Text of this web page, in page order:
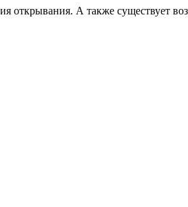
открывания. А также существует